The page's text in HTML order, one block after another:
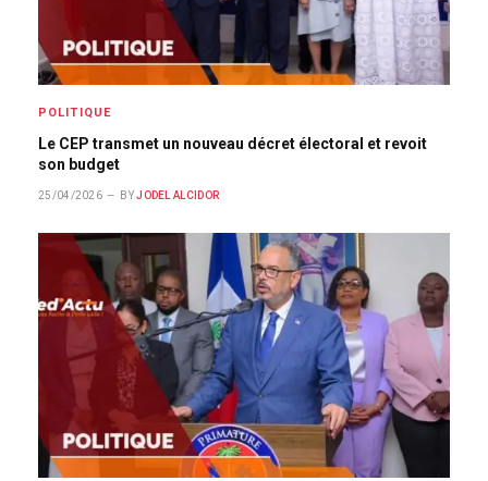
POLITIQUE
Le CEP transmet un nouveau décret électoral et revoit
son budget
25/04/2026 BY JODEL ALCIDOR